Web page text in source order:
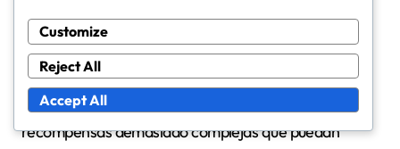
éxito de los programas de recompensas.
Finalmente, ten en cuenta las posibles trampas en la
planificación de recompensas. Evita estructuras de
recompensas demasiado complejas que puedan
Customize
Reject All
Accept All